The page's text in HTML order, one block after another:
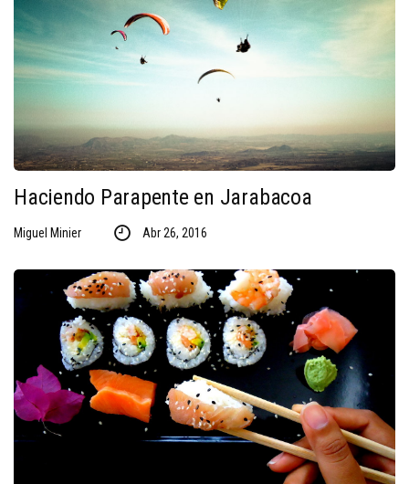
Haciendo Parapente en Jarabacoa
Miguel Minier Abr 26, 2016